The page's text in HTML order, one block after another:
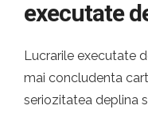
executate
Lucrarile executate
mai concludenta
seriozitatea deplina